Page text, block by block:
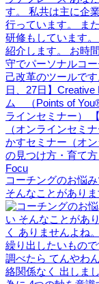
コーチングのお悩
そんなことがあり